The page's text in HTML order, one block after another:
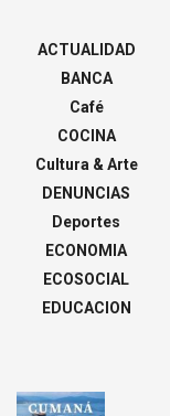
ACTUALIDAD
BANCA
Café
COCINA
Cultura & Arte
DENUNCIAS
Deportes
ECONOMIA
ECOSOCIAL
EDUCACION